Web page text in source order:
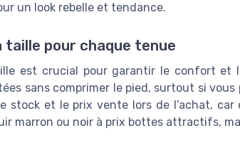
un look rebelle et tendance.
taille pour chaque tenue
est crucial pour garantir le confort et
sans comprimer le pied, surtout si
stock et le prix vente lors de l’achat, car
marron ou noir à prix bottes attractifs,